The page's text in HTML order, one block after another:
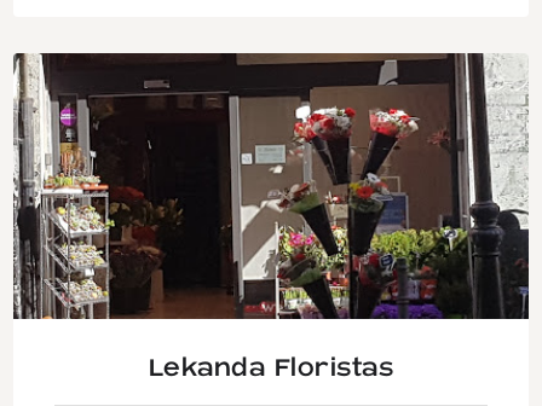
Lekanda Floristas